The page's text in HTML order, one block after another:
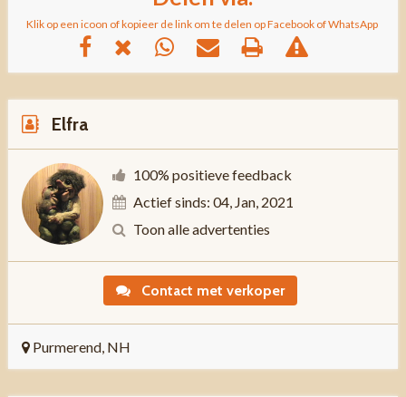
Klik op een icoon of kopieer de link om te delen op Facebook of WhatsApp
Elfra
100% positieve feedback
Actief sinds: 04, Jan, 2021
Toon alle advertenties
Contact met verkoper
Purmerend, NH